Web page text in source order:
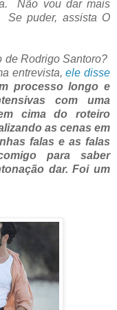
Não vou dar mais
Se puder, assista O
de Rodrigo Santoro?
entrevista,ele disse
processo longo e
com uma
cima do roteiro
as cenas em
falas e as falas
para saber
dar. Foi um